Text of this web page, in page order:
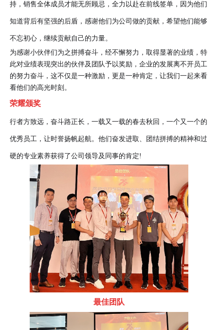
持，销售全体成员才能无所顾忌，全力以赴在前线签单，因为他们
知道背后有坚强的后盾，感谢他们为公司做的贡献，希望他们能够
不忘初心，继续贡献自己的力量。
为感谢小伙伴们为之拼搏奋斗，经不懈努力，取得显著的业绩，特
此对业绩表现突出的伙伴及团队予以奖励 ， 企业的发展离不开员工
的努力奋斗，这不仅是一种激励，更是一种肯定，让我们一起来看
看他们的高光时刻。
荣耀颁奖
行者方致远，奋斗路正长，一载又一载的春去秋回，一个又一个的
优秀员工，让时誉扬帆起航。他们奋发进取、团结拼搏的精神和过
硬的专业素养获得了公司领导及同事的肯定!
最佳团队